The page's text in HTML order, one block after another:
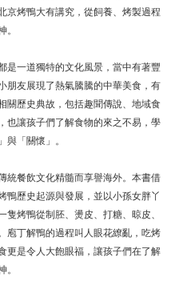
京烤鴨大有講究，從飼養、烤製過程
是一道獨特的文化風景，當中有著豐
朋友展現了熱氣騰騰的中華美食，有
關歷史典故，包括趣聞傳說、地域食
也讓孩子們了解食物的來之不易，學
「關懷」。
統餐飲文化精髓而享譽海外。本書借
鴨歷史起源與發展，並以小孫女胖丫
烤鴨從制胚、燙皮、打糖、晾皮、
庖丁解鴨的過程叫人眼花繚亂，吃烤
更是令人大飽眼福，讓孩子們在了解